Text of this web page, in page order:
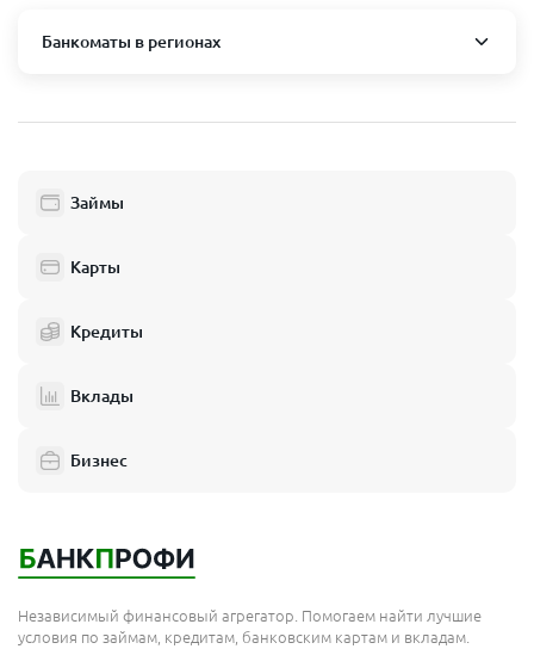
Банкоматы в регионах
Балашиха
Одинцово
Электросталь
Реутов
Подольск
Королёв
Сергиев Посад
Займы
Карты
Кредиты
Вклады
Бизнес
Независимый финансовый агрегатор. Помогаем найти лучшие
условия по займам, кредитам, банковским картам и вкладам.